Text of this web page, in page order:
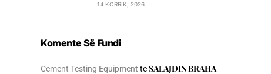
14 KORRIK, 2026
Komente Së Fundi
Cement Testing Equipment teSALAJDIN BRAHA